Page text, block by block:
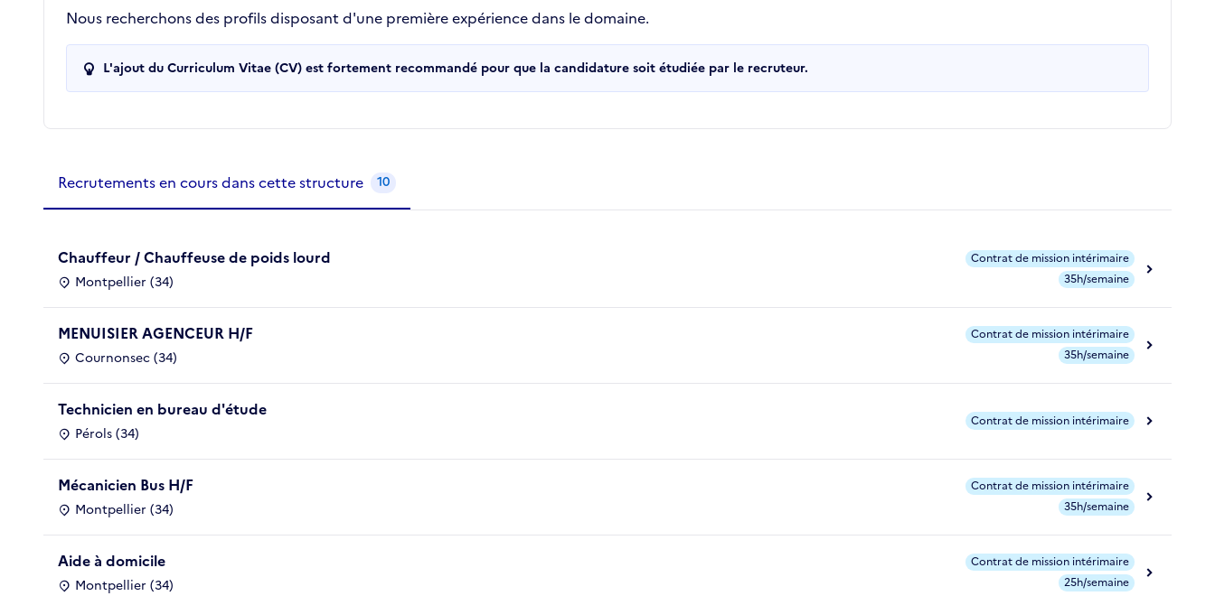
Nous recherchons des profils disposant d'une première expérience dans le domaine.
L'ajout du Curriculum Vitae (CV) est fortement recommandé pour que la candidature soit étudiée par le recruteur.
Recrutements de la structure
Recrutements en cours dans cette structure 10
Chauffeur / Chauffeuse de poids lourd
Montpellier (34)
Contrat de mission intérimaire
35h/semaine
MENUISIER AGENCEUR H/F
Cournonsec (34)
Contrat de mission intérimaire
35h/semaine
Technicien en bureau d'étude
Pérols (34)
Contrat de mission intérimaire
Mécanicien Bus H/F
Montpellier (34)
Contrat de mission intérimaire
35h/semaine
Aide à domicile
Montpellier (34)
Contrat de mission intérimaire
25h/semaine